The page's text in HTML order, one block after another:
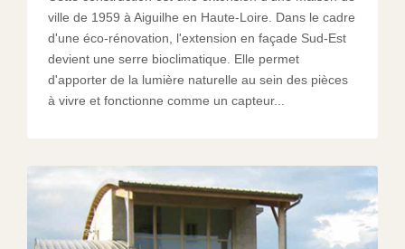
ville de 1959 à Aiguilhe en Haute-Loire. Dans le cadre
d'une éco-rénovation, l'extension en façade Sud-Est
devient une serre bioclimatique. Elle permet
d'apporter de la lumière naturelle au sein des pièces
à vivre et fonctionne comme un capteur...